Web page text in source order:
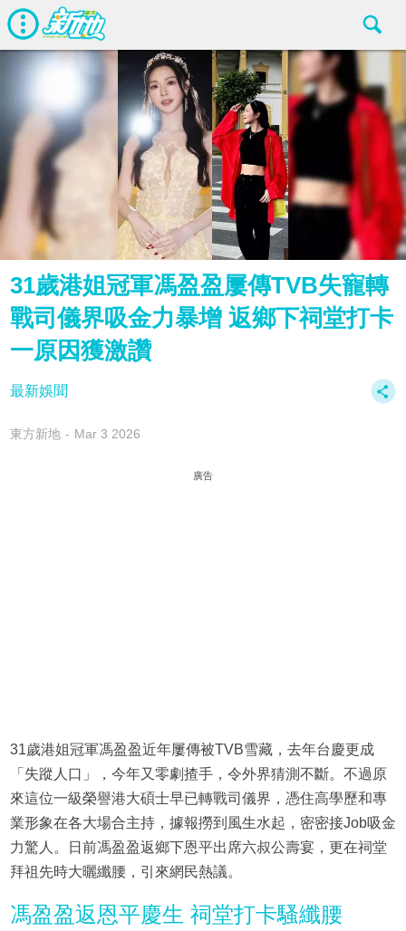
31歲港姐冠軍馮盈盈屢傳TVB失寵轉
戰司儀界吸金力暴增 返鄉下祠堂打卡
一原因獲激讚
最新娛聞
東方新地 Mar 3 2026
廣告
31歲港姐冠軍馮盈盈近年屢傳被TVB雪藏，去年台慶更成
「失蹤人口」，今年又零劇揸手，令外界猜測不斷。不過原
來這位一級榮譽港大碩士早已轉戰司儀界，憑住高學歷和專
業形象在各大場合主持，據報撈到風生水起，密密接Job吸金
力驚人。日前馮盈盈返鄉下恩平出席六叔公壽宴，更在祠堂
拜祖先時大曬纖腰，引來網民熱議。
馮盈盈返恩平慶生 祠堂打卡騷纖腰